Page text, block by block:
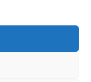
door Licht en
/ Hosted By